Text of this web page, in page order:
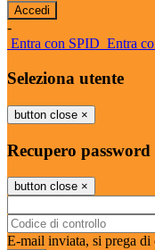
-
Entra con SPID Entra
Seleziona utente
button close ×
Recupero password
button close ×
E-mail inviata, si prega di